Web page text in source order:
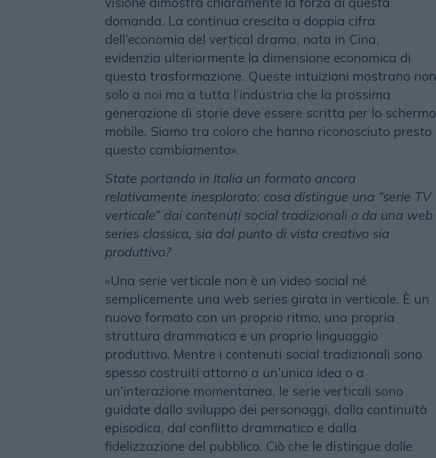
domanda. La continua crescita a doppia cifra
dell’economia del vertical drama, nata in Cina,
evidenzia ulteriormente la dimensione economica di
questa trasformazione. Queste intuizioni mostrano non
solo a noi ma a tutta l’industria che la prossima
generazione di storie deve essere scritta per lo schermo
mobile. Siamo tra coloro che hanno riconosciuto presto
questo cambiamento».
State portando in Italia un formato ancora
relativamente inesplorato: cosa distingue una “serie TV
verticale” dai contenuti social tradizionali o da una web
series classica, sia dal punto di vista creativo sia
produttivo?
«Una serie verticale non è un video social né
semplicemente una web series girata in verticale. È un
nuovo formato con un proprio ritmo, una propria
struttura drammatica e un proprio linguaggio
produttivo. Mentre i contenuti social tradizionali sono
spesso costruiti attorno a un’unica idea o a
un’interazione momentanea, le serie verticali sono
guidate dallo sviluppo dei personaggi, dalla continuità
episodica, dal conflitto drammatico e dalla
fidelizzazione del pubblico. Ciò che le distingue dalle